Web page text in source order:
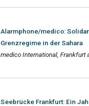
Alarmphone/medico:
Grenzregime in der Sahara
medico International, Frankfurt
Seebrücke Frankfurt: Ein